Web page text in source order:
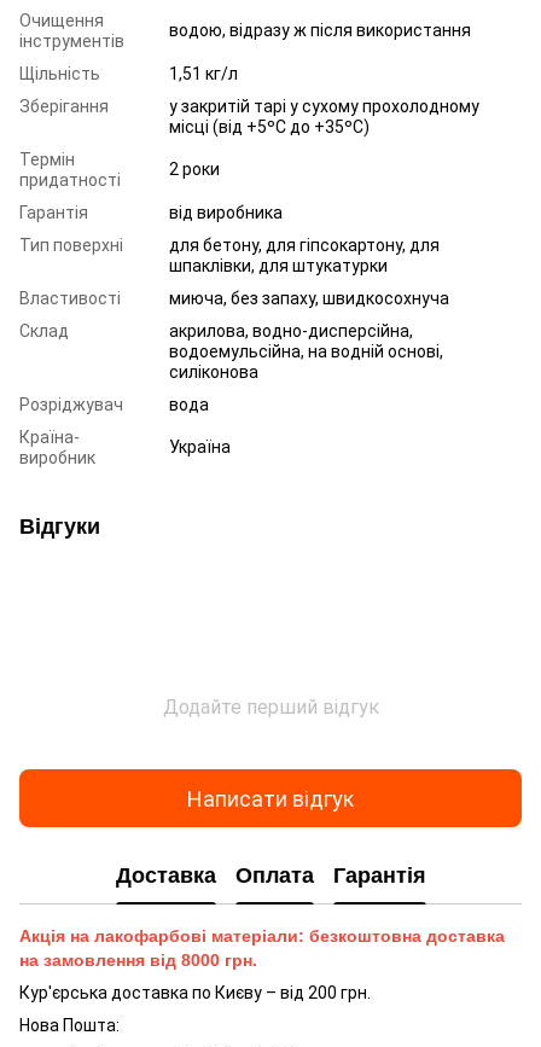
Очищення
інструментів
водою, відразу ж після використання
Щільність
1,51 кг/л
Зберігання
у закритій тарі у сухому прохолодному
місці (від +5ºC до +35ºC)
Термін
придатності
2 роки
Гарантія
від виробника
Тип поверхні
для бетону, для гіпсокартону, для
шпаклівки, для штукатурки
Властивості
миюча, без запаху, швидкосохнуча
Склад
акрилова, водно-дисперсійна,
водоемульсійна, на водній основі,
силіконова
Розріджувач
вода
Країна-
виробник
Україна
Відгуки
Додайте перший відгук
Написати відгук
Доставка Оплата Гарантія
Акція на лакофарбові матеріали: безкоштовна доставка
на замовлення від 8000 грн.
Кур'єрська доставка по Києву – від 200 грн.
Нова Пошта: